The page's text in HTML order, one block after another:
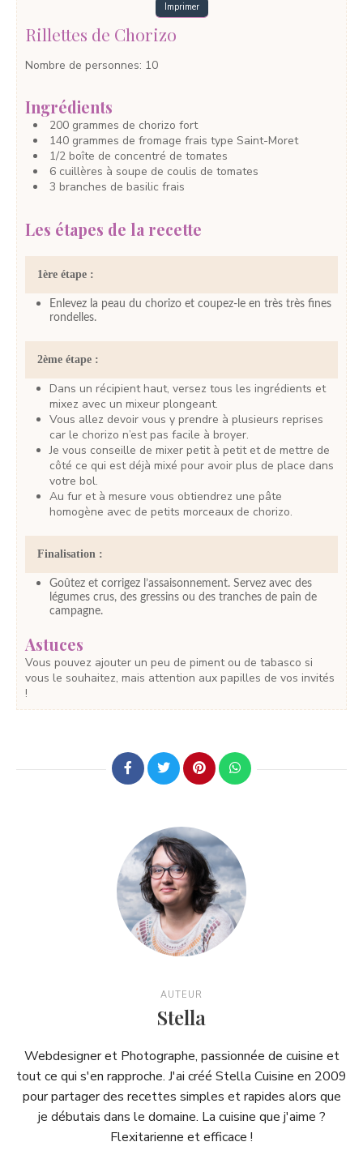
Imprimer
Rillettes de Chorizo
Nombre de personnes: 10
Ingrédients
200 grammes de chorizo fort
140 grammes de fromage frais type Saint-Moret
1/2 boîte de concentré de tomates
6 cuillères à soupe de coulis de tomates
3 branches de basilic frais
Les étapes de la recette
1ère étape :
Enlevez la peau du chorizo et coupez-le en très très fines
rondelles.
2ème étape :
Dans un récipient haut, versez tous les ingrédients et
mixez avec un mixeur plongeant.
Vous allez devoir vous y prendre à plusieurs reprises
car le chorizo n’est pas facile à broyer.
Je vous conseille de mixer petit à petit et de mettre de
côté ce qui est déjà mixé pour avoir plus de place dans
votre bol.
Au fur et à mesure vous obtiendrez une pâte
homogène avec de petits morceaux de chorizo.
Finalisation :
Goûtez et corrigez l’assaisonnement. Servez avec des
légumes crus, des gressins ou des tranches de pain de
campagne.
Astuces
Vous pouvez ajouter un peu de piment ou de tabasco si
vous le souhaitez, mais attention aux papilles de vos invités
!
AUTEUR
Stella
Webdesigner et Photographe, passionnée de cuisine et
tout ce qui s'en rapproche. J'ai créé Stella Cuisine en 2009
pour partager des recettes simples et rapides alors que
je débutais dans le domaine. La cuisine que j'aime ?
Flexitarienne et efficace !